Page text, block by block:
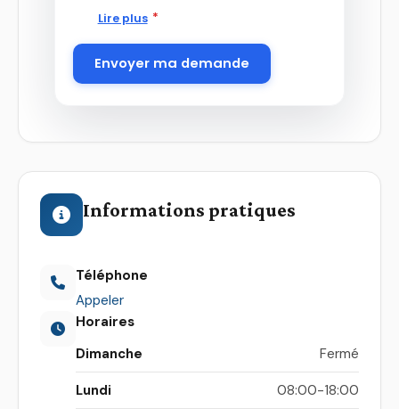
Lire plus *
Envoyer ma demande
Informations pratiques
Téléphone
Appeler
Horaires
Dimanche
Fermé
Lundi 08:00-18:00